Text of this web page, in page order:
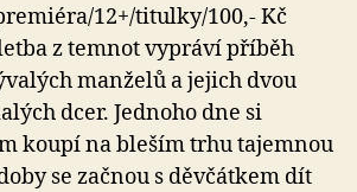
12+/titulky/100,- Kč
z temnot vypráví příběh
manželů a jejich dvou
dcer. Jednoho dne si
koupí na bleším trhu tajemnou
se začnou s děvčátkem dít